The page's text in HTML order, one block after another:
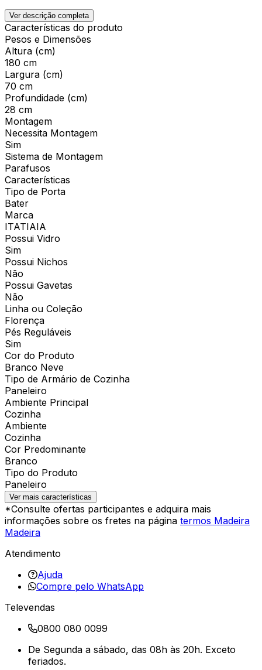
Ver descrição completa
Características do produto
Pesos e Dimensões
Altura (cm)
180 cm
Largura (cm)
70 cm
Profundidade (cm)
28 cm
Montagem
Necessita Montagem
Sim
Sistema de Montagem
Parafusos
Características
Tipo de Porta
Bater
Marca
ITATIAIA
Possui Vidro
Sim
Possui Nichos
Não
Possui Gavetas
Não
Linha ou Coleção
Florença
Pés Reguláveis
Sim
Cor do Produto
Branco Neve
Tipo de Armário de Cozinha
Paneleiro
Ambiente Principal
Cozinha
Ambiente
Cozinha
Cor Predominante
Branco
Tipo do Produto
Paneleiro
Ver mais características
*Consulte ofertas participantes e adquira mais
informações sobre os fretes na página termos Madeira
Madeira
Atendimento
Ajuda
Compre pelo WhatsApp
Televendas
0800 080 0099
De Segunda a sábado, das 08h às 20h. Exceto
feriados.